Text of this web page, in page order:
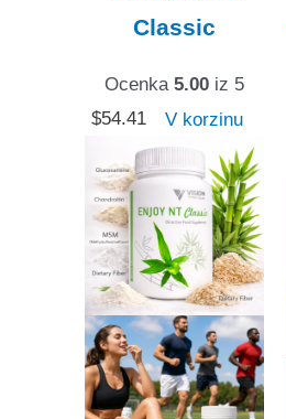
Classic
Ocenka 5.00iz 5
$54.41 V korzinu